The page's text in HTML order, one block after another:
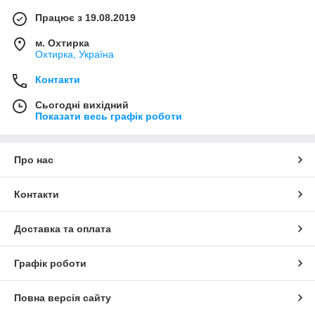
Працює з 19.08.2019
м. Охтирка
Охтирка, Україна
Контакти
Сьогодні вихідний
Показати весь графік роботи
Про нас
Контакти
Доставка та оплата
Графік роботи
Повна версія сайту